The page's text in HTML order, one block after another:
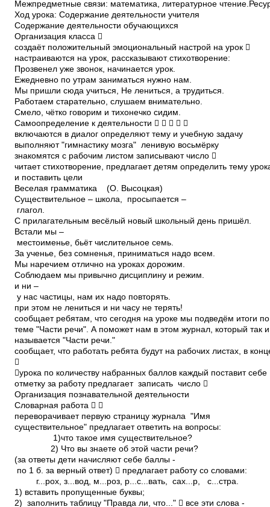
Межпредметные связи: математика, литературное
Ход урока: Содержание деятельности учителя
Содержание деятельности обучающихся
Организация класса 
создаёт положительный эмоциональный настрой на урок 
настраиваются на урок, рассказывают стихотворение:
Прозвенел уже звонок, начинается урок.
Ежедневно по утрам заниматься нужно нам.
Мы пришли сюда учиться, Не лениться, а трудиться.
Работаем старательно, слушаем внимательно.
Смело, чётко говорим и тихонечко сидим.
Самоопределение к деятельности     
включаются в диалог определяют тему и учебную задачу
выполняют "гимнастику мозга" ­ ленивую восьмёрку
знакомятся с рабочим листом записывают число 
читает стихотворение, предлагает детям определить тему
и поставить цели
Веселая грамматика (О.
Существительное – школа, просыпается –
глагол.
С прилагательным весёлый новый школьный день
Встали мы –
местоименье, бьёт числительное семь.
За ученье, без сомненья, приниматься надо
Мы наречием отлично на уроках
Соблюдаем мы привычно дисциплину и
и ни –
у нас частицы, нам их надо повторять.
при этом не лениться и ни часу не терять!
сообщает ребятам, что сегодня на уроке мы подведём итоги
теме "Части речи". А поможет нам в этом журнал, который так и
называется "Части речи."
сообщает, что работать ребята будут на рабочих листах, в

урока по количеству набранных баллов каждый поставит себе
отметку за работу предлагает записать число 
Организация познавательной деятельности
Словарная работа  
переворачивает первую страницу журнала ­ "Имя
существительное" предлагает ответить на вопросы:
1)что такое имя существительное?
2) Что вы знаете об этой части речи?
(за ответы дети начисляют себе баллы ­
по 1 б. за верный ответ)  предлагает работу со словами:
г...рох, з...вод, м...роз, р...с...вать, сах...р, с...стра.
1) вставить пропущенные буквы;
2) заполнить таблицу "Правда ли, что..."  все эти слова ­